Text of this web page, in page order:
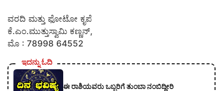
ವರದಿ ಮತ್ತು ಫೋಟೋ ಕೃಪೆ
ಕೆ.ಎಂ.ಮುತ್ತುಸ್ವಾಮಿ ಕಣ್ಣನ್,
ಮೊ : 78998 64552
ಇದನ್ನು ಓದಿ
ಈ ರಾಶಿಯವರು ಒಬ್ಬರಿಗೆ ತುಂಬಾ ನಂಬಿದ್ದೀರಿ